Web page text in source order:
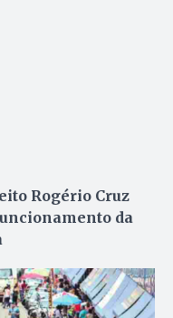
Rogério Cruz
da